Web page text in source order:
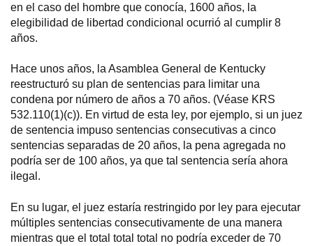
en el caso del hombre que conocía, 1600 años, la
elegibilidad de libertad condicional ocurrió al cumplir 8
años.
Hace unos años, la Asamblea General de Kentucky
reestructuró su plan de sentencias para limitar una
condena por número de años a 70 años. (Véase KRS
532.110(1)(c)). En virtud de esta ley, por ejemplo, si un juez
de sentencia impuso sentencias consecutivas a cinco
sentencias separadas de 20 años, la pena agregada no
podría ser de 100 años, ya que tal sentencia sería ahora
ilegal.
En su lugar, el juez estaría restringido por ley para ejecutar
múltiples sentencias consecutivamente de una manera
mientras que el total total total no podría exceder de 70